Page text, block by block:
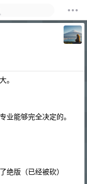
。
业能够完全决定的。
绝版（已经被砍）